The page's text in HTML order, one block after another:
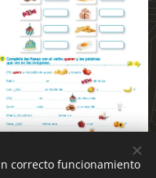
correcto funcionamiento